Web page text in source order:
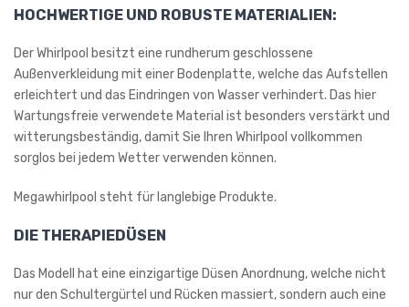
HOCHWERTIGE UND ROBUSTE MATERIALIEN:
Der Whirlpool besitzt eine rundherum geschlossene
Außenverkleidung mit einer Bodenplatte, welche das Aufstellen
erleichtert und das Eindringen von Wasser verhindert. Das hier
Wartungsfreie verwendete Material ist besonders verstärkt und
witterungsbeständig, damit Sie Ihren Whirlpool vollkommen
sorglos bei jedem Wetter verwenden können.
Megawhirlpool steht für langlebige Produkte.
DIE THERAPIEDÜSEN
Das Modell hat eine einzigartige Düsen Anordnung, welche nicht
nur den Schultergürtel und Rücken massiert, sondern auch eine